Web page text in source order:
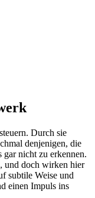
Durch sie
denjenigen, die
gar nicht zu erkennen.
und doch wirken hier
subtile Weise und
einen Impuls ins